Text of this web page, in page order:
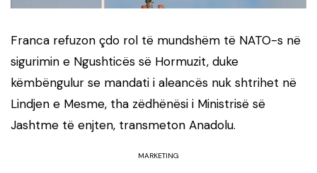
Franca refuzon çdo rol të mundshëm të NATO-s në
sigurimin e Ngushticës së Hormuzit, duke
këmbëngulur se mandati i aleancës nuk shtrihet në
Lindjen e Mesme, tha zëdhënësi i Ministrisë së
Jashtme të enjten, transmeton Anadolu.
MARKETING